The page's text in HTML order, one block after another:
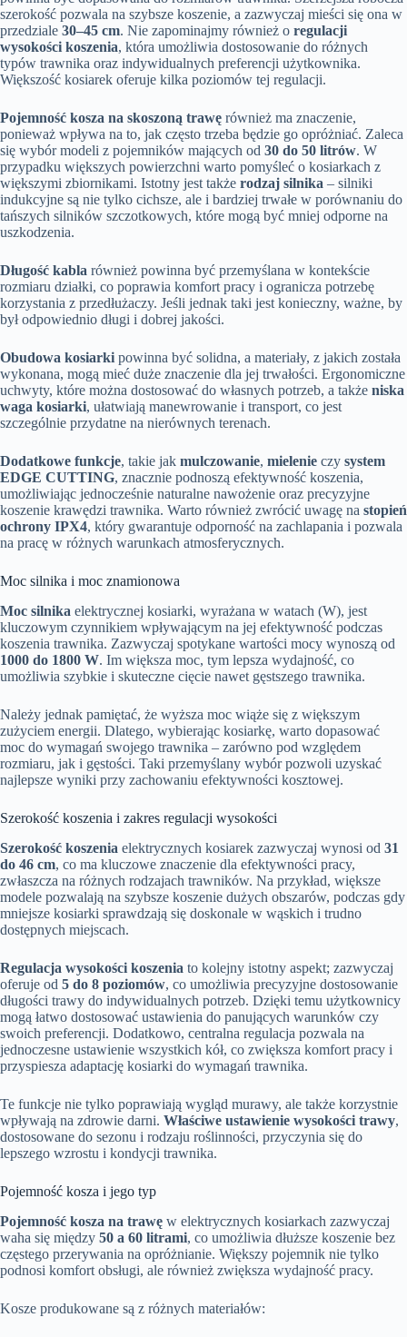
szerokość pozwala na szybsze koszenie, a zazwyczaj mieści się ona w
przedziale 30–45 cm. Nie zapominajmy również o regulacji
wysokości koszenia, która umożliwia dostosowanie do różnych
typów trawnika oraz indywidualnych preferencji użytkownika.
Większość kosiarek oferuje kilka poziomów tej regulacji.
Pojemność kosza na skoszoną trawę również ma znaczenie,
ponieważ wpływa na to, jak często trzeba będzie go opróżniać. Zaleca
się wybór modeli z pojemników mających od 30 do 50 litrów. W
przypadku większych powierzchni warto pomyśleć o kosiarkach z
większymi zbiornikami. Istotny jest także rodzaj silnika – silniki
indukcyjne są nie tylko cichsze, ale i bardziej trwałe w porównaniu do
tańszych silników szczotkowych, które mogą być mniej odporne na
uszkodzenia.
Długość kabla również powinna być przemyślana w kontekście
rozmiaru działki, co poprawia komfort pracy i ogranicza potrzebę
korzystania z przedłużaczy. Jeśli jednak taki jest konieczny, ważne, by
był odpowiednio długi i dobrej jakości.
Obudowa kosiarki powinna być solidna, a materiały, z jakich została
wykonana, mogą mieć duże znaczenie dla jej trwałości. Ergonomiczne
uchwyty, które można dostosować do własnych potrzeb, a także niska
waga kosiarki, ułatwiają manewrowanie i transport, co jest
szczególnie przydatne na nierównych terenach.
Dodatkowe funkcje, takie jak mulczowanie, mielenie czy system
EDGE CUTTING, znacznie podnoszą efektywność koszenia,
umożliwiając jednocześnie naturalne nawożenie oraz precyzyjne
koszenie krawędzi trawnika. Warto również zwrócić uwagę na stopień
ochrony IPX4, który gwarantuje odporność na zachlapania i pozwala
na pracę w różnych warunkach atmosferycznych.
Moc silnika i moc znamionowa
Moc silnika elektrycznej kosiarki, wyrażana w watach (W), jest
kluczowym czynnikiem wpływającym na jej efektywność podczas
koszenia trawnika. Zazwyczaj spotykane wartości mocy wynoszą od
1000 do 1800 W. Im większa moc, tym lepsza wydajność, co
umożliwia szybkie i skuteczne cięcie nawet gęstszego trawnika.
Należy jednak pamiętać, że wyższa moc wiąże się z większym
zużyciem energii. Dlatego, wybierając kosiarkę, warto dopasować
moc do wymagań swojego trawnika – zarówno pod względem
rozmiaru, jak i gęstości. Taki przemyślany wybór pozwoli uzyskać
najlepsze wyniki przy zachowaniu efektywności kosztowej.
Szerokość koszenia i zakres regulacji wysokości
Szerokość koszenia elektrycznych kosiarek zazwyczaj wynosi od 31
do 46 cm, co ma kluczowe znaczenie dla efektywności pracy,
zwłaszcza na różnych rodzajach trawników. Na przykład, większe
modele pozwalają na szybsze koszenie dużych obszarów, podczas gdy
mniejsze kosiarki sprawdzają się doskonale w wąskich i trudno
dostępnych miejscach.
Regulacja wysokości koszenia to kolejny istotny aspekt; zazwyczaj
oferuje od 5 do 8 poziomów, co umożliwia precyzyjne dostosowanie
długości trawy do indywidualnych potrzeb. Dzięki temu użytkownicy
mogą łatwo dostosować ustawienia do panujących warunków czy
swoich preferencji. Dodatkowo, centralna regulacja pozwala na
jednoczesne ustawienie wszystkich kół, co zwiększa komfort pracy i
przyspiesza adaptację kosiarki do wymagań trawnika.
Te funkcje nie tylko poprawiają wygląd murawy, ale także korzystnie
wpływają na zdrowie darni. Właściwe ustawienie wysokości trawy,
dostosowane do sezonu i rodzaju roślinności, przyczynia się do
lepszego wzrostu i kondycji trawnika.
Pojemność kosza i jego typ
Pojemność kosza na trawę w elektrycznych kosiarkach zazwyczaj
waha się między 50 a 60 litrami, co umożliwia dłuższe koszenie bez
częstego przerywania na opróżnianie. Większy pojemnik nie tylko
podnosi komfort obsługi, ale również zwiększa wydajność pracy.
Kosze produkowane są z różnych materiałów: